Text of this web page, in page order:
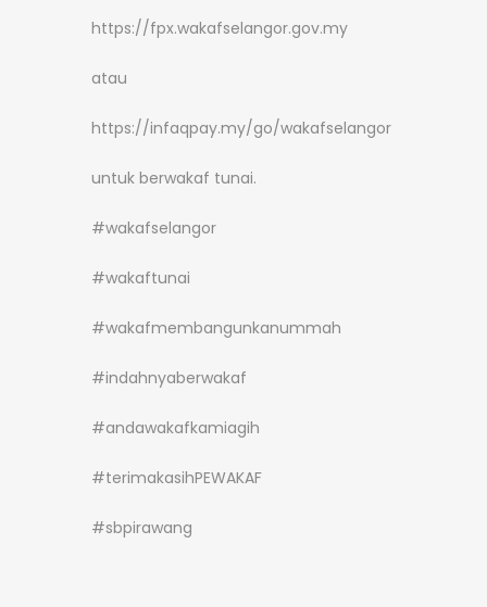
https://fpx.wakafselangor.gov.my
atau
https://infaqpay.my/go/wakafselangor
untuk berwakaf tunai.
#wakafselangor
#wakaftunai
#wakafmembangunkanummah
#indahnyaberwakaf
#andawakafkamiagih
#terimakasihPEWAKAF
#sbpirawang